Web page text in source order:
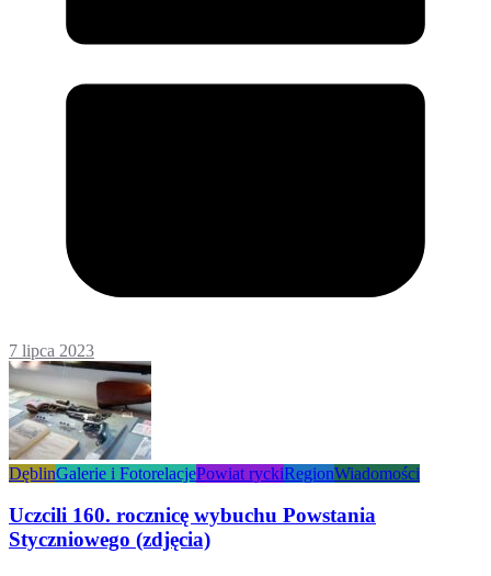
7 lipca 2023
DęblinGalerie i FotorelacjePowiat ryckiRegionWiadomości
Uczcili 160. rocznicę wybuchu Powstania
Styczniowego (zdjęcia)